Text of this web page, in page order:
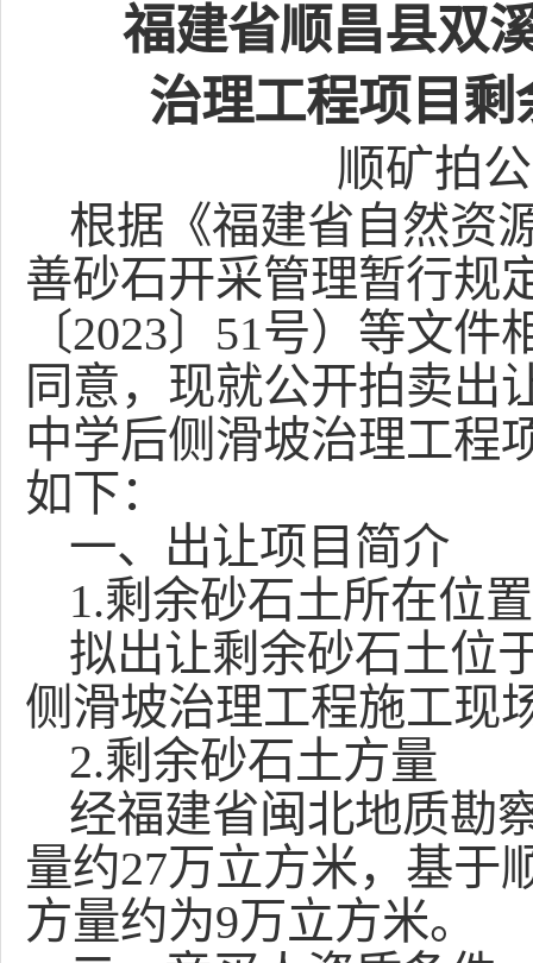
福建省顺昌县双
治理工程项目剩
顺矿拍
根据《福建省自然资
善砂石开采管理暂行规
〔2023〕51号）等文件
同意 ，现就公开拍卖出
中学后侧滑坡治理工程
如下：
一、 出让项目简介
1.剩余砂石土所在位置
拟出让剩余砂石土位
侧滑坡治理工程施工现
2.剩余砂石土方量
经福建省闽北地质勘
量约27万立方米，基于
方量约为9万立方米。